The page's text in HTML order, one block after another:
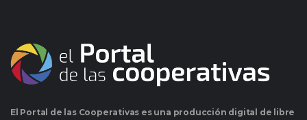
El Portal de las Cooperativas es una producción digital de libre